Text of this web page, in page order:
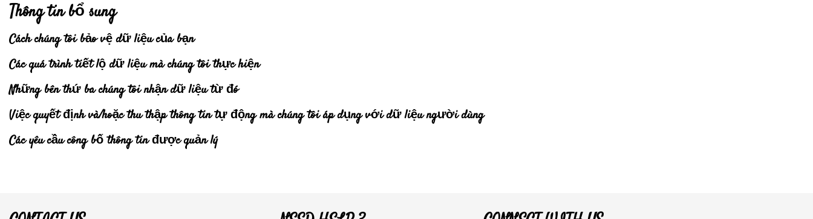
Thông tin bổ sung
Cách chúng tôi bảo vệ dữ liệu của bạn
Các quá trình tiết lộ dữ liệu mà chúng tôi thực hiện
Những bên thứ ba chúng tôi nhận dữ liệu từ đó
Việc quyết định và/hoặc thu thập thông tin tự động mà chúng tôi áp dụng với dữ liệu người dùng
Các yêu cầu công bố thông tin được quản lý